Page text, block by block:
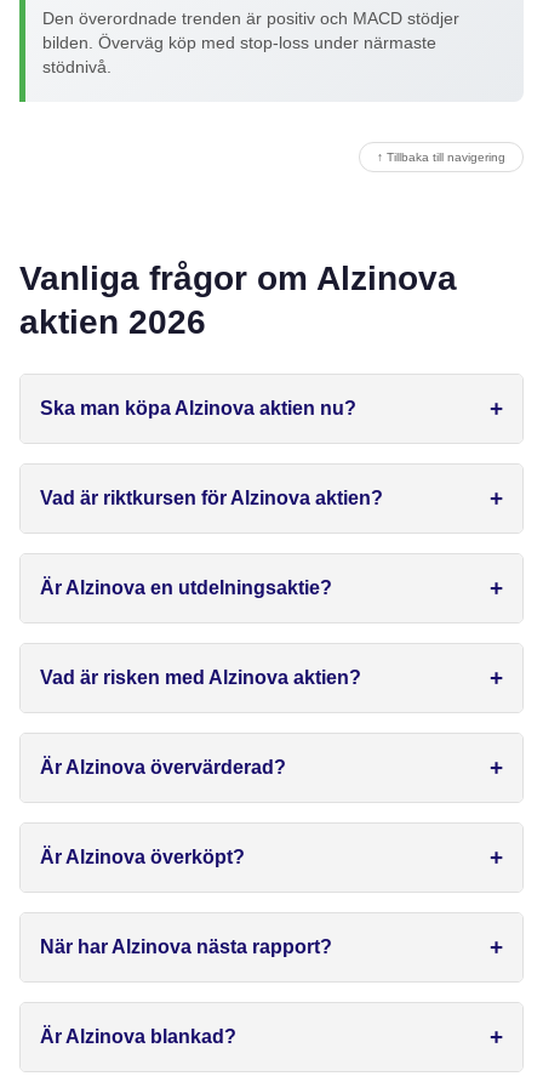
Den överordnade trenden är positiv och MACD stödjer
bilden. Överväg köp med stop-loss under närmaste
stödnivå.
↑ Tillbaka till navigering
Vanliga frågor om Alzinova
aktien 2026
Ska man köpa Alzinova aktien nu?
Vad är riktkursen för Alzinova aktien?
Är Alzinova en utdelningsaktie?
Vad är risken med Alzinova aktien?
Är Alzinova övervärderad?
Är Alzinova överköpt?
När har Alzinova nästa rapport?
Är Alzinova blankad?